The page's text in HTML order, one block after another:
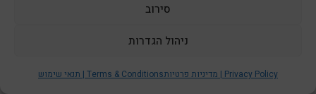
סירוב
ניהול הגדרות
תנאי שימוש | Terms & Conditions מדיניות פרטיות | Privacy Policy
אריק איינשטיין(1)